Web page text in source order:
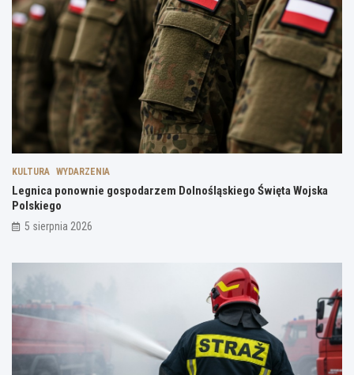
KULTURA WYDARZENIA
Legnica ponownie gospodarzem Dolnośląskiego Święta Wojska
Polskiego
5 sierpnia 2026